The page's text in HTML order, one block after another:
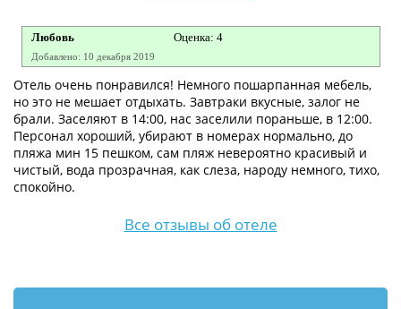
Любовь Оценка: 4
Добавлено: 10 декабря 2019
Отель очень понравился! Немного пошарпанная мебель,
но это не мешает отдыхать. Завтраки вкусные, залог не
брали. Заселяют в 14:00, нас заселили пораньше, в 12:00.
Персонал хороший, убирают в номерах нормально, до
пляжа мин 15 пешком, сам пляж невероятно красивый и
чистый, вода прозрачная, как слеза, народу немного, тихо,
спокойно.
Все отзывы об отеле